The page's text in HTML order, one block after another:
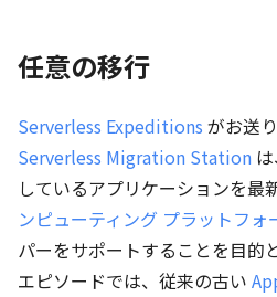
任意の移行
Serverless Expeditions がお送
Serverless Migration Station は
しているアプリケーションを最
ンピューティング プラットフォ
パーをサポートすることを目的
エピソードでは、従来の古い